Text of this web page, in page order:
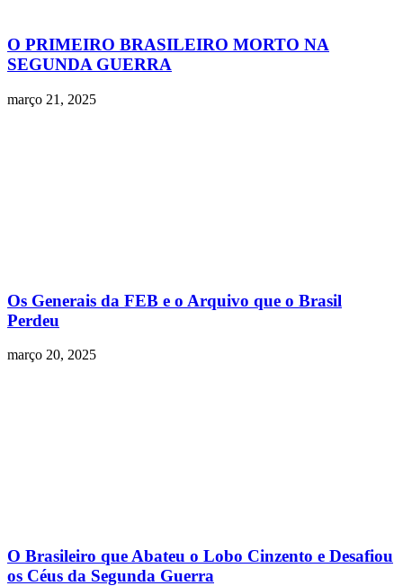
O PRIMEIRO BRASILEIRO MORTO NA
SEGUNDA GUERRA
março 21, 2025
Os Generais da FEB e o Arquivo que o Brasil
Perdeu
março 20, 2025
O Brasileiro que Abateu o Lobo Cinzento e Desafiou
os Céus da Segunda Guerra